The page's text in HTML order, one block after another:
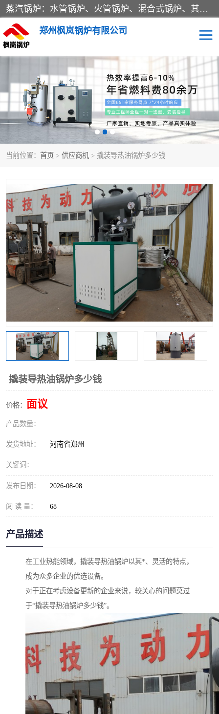
蒸汽锅炉：水管锅炉、火管锅炉、混合式锅炉、其他蒸汽锅炉； 热水锅炉：家用型集中供暖用热水锅炉、其他热水锅炉； 有机热载体锅炉； 船用蒸汽锅炉； （锅炉用辅助设备及装置）蒸汽冷凝器：表面冷凝器、混合式冷凝器、空冷式冷凝器、其他蒸汽冷凝器； 锅炉用辅助设备：节热器、蒸汽收集器、蓄能器、烟垢清除器、气体回收器、泥渣刮除器、空气预热器、其他锅炉用辅助设备；
郑州枫岚锅炉有限公司
当前位置： 首页 > 供应商机 > 撬装导热油锅炉多少钱
撬装导热油锅炉多少钱
价格： 面议
产品数量：
发货地址： 河南省郑州
关键词：
发布日期： 2026-08-08
阅 读 量： 68
产品描述
在工业热能领域，撬装导热油锅炉以其*、灵活的特点，
成为众多企业的优选设备。
对于正在考虑设备更新的企业来说，较关心的问题莫过
于“撬装导热油锅炉多少钱”。